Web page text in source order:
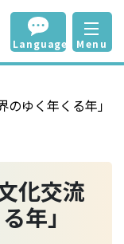
Language Menu
のゆく年くる年」
化交流
年」